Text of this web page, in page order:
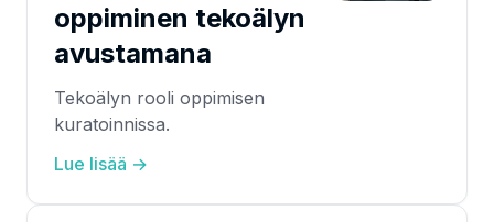
oppiminen tekoälyn
avustamana
Tekoälyn rooli oppimisen
kuratoinnissa.
Lue lisää →